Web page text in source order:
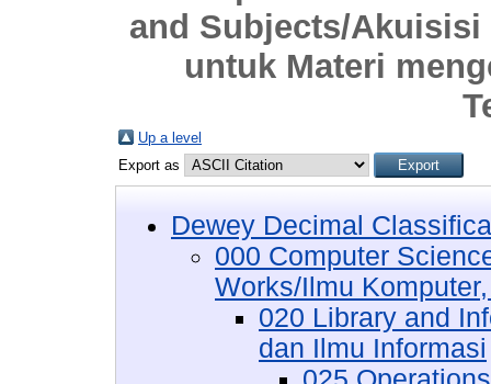
and Subjects/
untuk Materi
Up a level
Export as
Dewey Decimal
000 Computer
Works/Ilmu
020 Library and
dan Ilmu Informasi